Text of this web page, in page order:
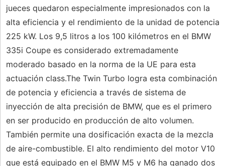
jueces quedaron especialmente impresionados con la
alta eficiencia y el rendimiento de la unidad de potencia
225 kW. Los 9,5 litros a los 100 kilómetros en el BMW
335i Coupe es considerado extremadamente
moderado basado en la norma de la UE para esta
actuación class.The Twin Turbo logra esta combinación
de potencia y eficiencia a través de sistema de
inyección de alta precisión de BMW, que es el primero
en ser producido en producción de alto volumen.
También permite una dosificación exacta de la mezcla
de aire-combustible. El alto rendimiento del motor V10
que está equipado en el BMW M5 y M6 ha ganado dos